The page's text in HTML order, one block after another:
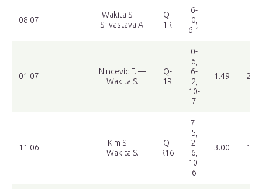
08.07.
Wakita S. —
Srivastava A.
Q-
1R
6-
0,
6-1
01.07.
Nincevic F. —
Wakita S.
Q-
1R
0-
6,
6-
2,
10-
7
1.49 2.36
11.06.
Kim S. —
Wakita S.
Q-
R16
7-
5,
2-
6,
10-
6
3.00 1.36